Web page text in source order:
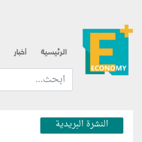
الرئيسية أخبار
ابحث عن... :
النشرة البريدية